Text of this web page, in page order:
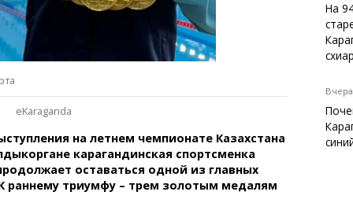
Купить шины, легко!
eKaraganda
на летнем чемпионате Казахстана
карагандинская спортсменка
оставаться одной из главных
раннему триумфу – трем золотым медалям
На